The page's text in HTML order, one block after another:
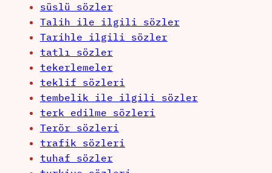
süslü sözler
Talih ile ilgili sözler
Tarihle ilgili sözler
tatlı sözler
tekerlemeler
teklif sözleri
tembelik ile ilgili sözler
terk edilme sözleri
Terör sözleri
trafik sözleri
tuhaf sözler